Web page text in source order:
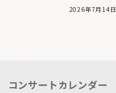
2026年7月14日
コンサートカレンダー